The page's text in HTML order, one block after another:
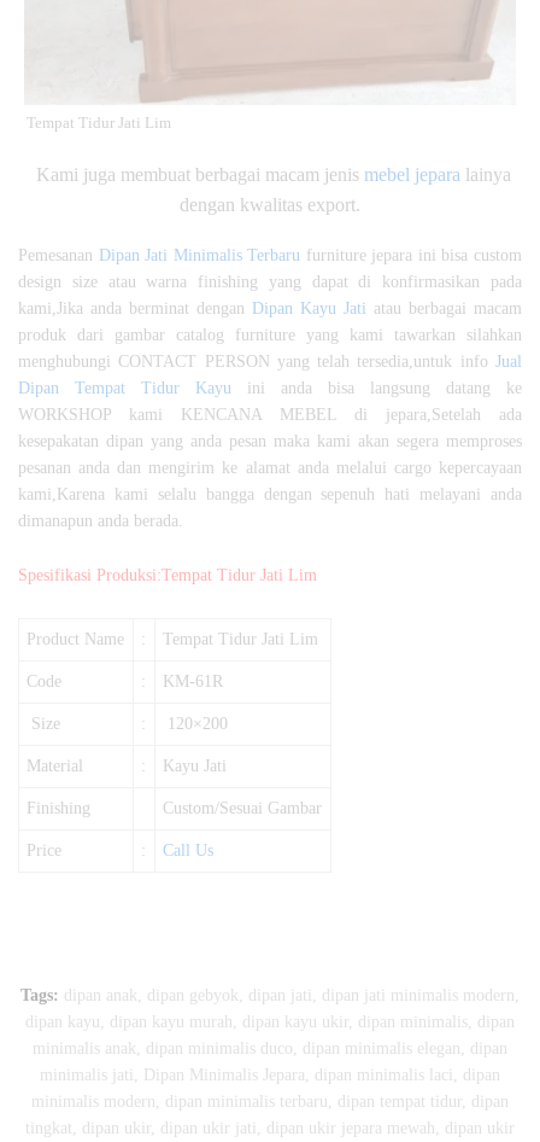
Tempat Tidur Jati Lim
Kami juga membuat berbagai macam jenis mebel jepara lainya
dengan kwalitas export.
Pemesanan Dipan Jati Minimalis Terbaru furniture jepara ini bisa custom
design size atau warna finishing yang dapat di konfirmasikan pada
kami,Jika anda berminat dengan Dipan Kayu Jati atau berbagai macam
produk dari gambar catalog furniture yang kami tawarkan silahkan
menghubungi CONTACT PERSON yang telah tersedia,untuk info Jual
Dipan Tempat Tidur Kayu ini anda bisa langsung datang ke
WORKSHOP kami KENCANA MEBEL di jepara,Setelah ada
kesepakatan dipan yang anda pesan maka kami akan segera memproses
pesanan anda dan mengirim ke alamat anda melalui cargo kepercayaan
kami,Karena kami selalu bangga dengan sepenuh hati melayani anda
dimanapun anda berada.
Spesifikasi Produksi:Tempat Tidur Jati Lim
Product Name : Tempat Tidur Jati Lim
Code : KM-61R
Size : 120×200
Material : Kayu Jati
Finishing Custom/Sesuai Gambar
Price : Call Us
Tags: dipan anak, dipan gebyok, dipan jati , dipan jati minimalis modern,
dipan kayu, dipan kayu murah, dipan kayu ukir , dipan minimalis, dipan
minimalis anak, dipan minimalis duco, dipan minimalis elegan, dipan
minimalis jati , Dipan Minimalis Jepara, dipan minimalis laci , dipan
minimalis modern, dipan minimalis terbaru, dipan tempat tidur , dipan
tingkat, dipan ukir , dipan ukir jati , dipan ukir jepara mewah, dipan ukir